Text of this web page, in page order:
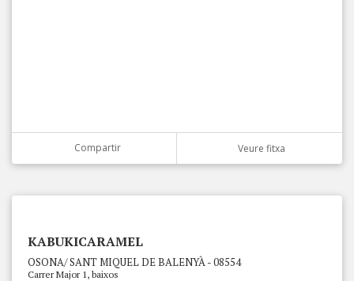
Compartir Veure fitxa
KABUKICARAMEL
OSONA/ SANT MIQUEL DE BALENYÀ - 08554
Carrer Major 1, baixos